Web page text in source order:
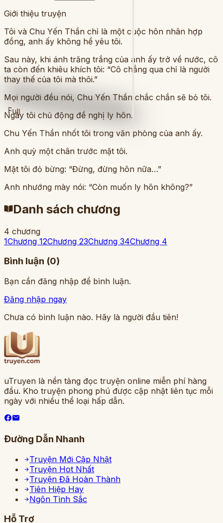
Full
Giới thiệu truyện
Tôi và Chu Yến Thần chỉ là một cuộc hôn nhân hợp
đồng, anh ấy không hề yêu tôi.
Sau này, khi ánh trăng trắng của anh ấy trở về nước, cô
ta còn đến khiêu khích tôi: “Cô chẳng qua chỉ là người
thay thế của tôi mà thôi.”
Mọi người đều nói, Chu Yến Thần chắc chắn sẽ bỏ tôi.
Ngày tôi chủ động đề nghị ly hôn.
Chu Yến Thần nhốt tôi trong văn phòng của anh ấy.
Anh quỳ một chân trước mặt tôi.
Mặt tôi đỏ bừng: “Đừng, đừng hôn nữa…”
Anh nhướng mày nói: “Còn muốn ly hôn không?”
Danh sách chương
4 chương
1Chương 12Chương 23Chương 34Chương 4
Bình luận (0)
Bạn cần đăng nhập để bình luận.
Đăng nhập ngay
Chưa có bình luận nào. Hãy là người đầu tiên!
uTruyen là nền tảng đọc truyện online miễn phí hàng
đầu. Kho truyện phong phú được cập nhật liên tục mỗi
ngày với nhiều thể loại hấp dẫn.
Đường Dẫn Nhanh
Truyện Mới Cập Nhật
Truyện Hot Nhất
Truyện Đã Hoàn Thành
Tiên Hiệp Hay
Ngôn Tình Sắc
Hỗ Trợ